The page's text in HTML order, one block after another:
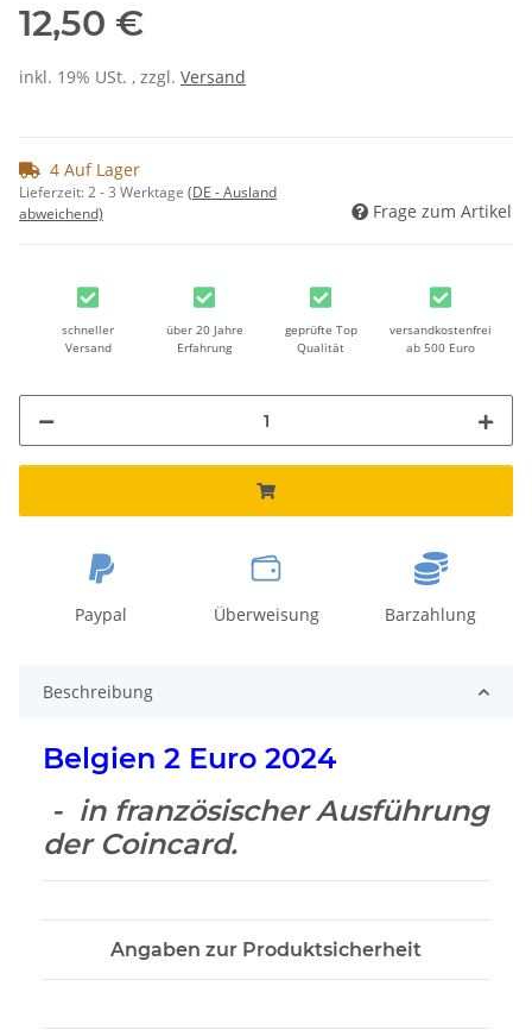
12,50 €
inkl. 19% USt. , zzgl. Versand
4 Auf Lager
Lieferzeit:2 - 3 Werktage (DE - Ausland
abweichend)
Frage zum Artikel
schneller
Versand
über 20 Jahre
Erfahrung
geprüfte Top
Qualität
versandkostenfrei
ab 500 Euro
Paypal Überweisung Barzahlung
Beschreibung
Belgien 2 Euro 2024
- in französischer Ausführung
der Coincard.
Angaben zur Produktsicherheit